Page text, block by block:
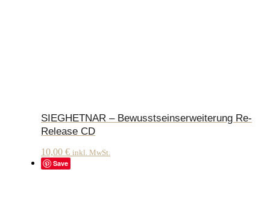
SIEGHETNAR – Bewusstseinserweiterung Re-
Release CD
10,00 € inkl. MwSt.
Save